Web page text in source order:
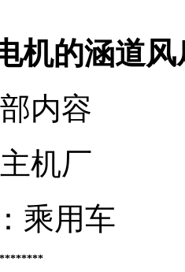
机的涵道风
内容
机厂
乘用车